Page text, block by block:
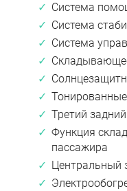
Система
Система
Система
Тонированные
Третий
Функция
пассажира
Центральный